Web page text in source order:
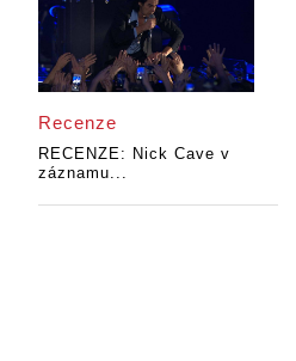
Recenze
RECENZE: Nick Cave v
záznamu...